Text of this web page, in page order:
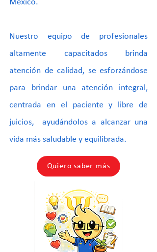
México.
Nuestro equipo de profesionales
altamente capacitados brinda
atención de calidad, se esforzándose
para brindar una atención integral,
centrada en el paciente y libre de
juicios, ayudándolos a alcanzar una
vida más saludable y equilibrada.
Quiero saber más